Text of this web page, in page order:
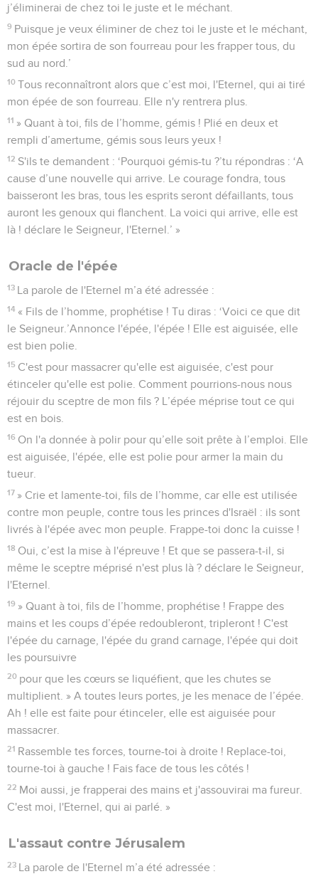
j’éliminerai de chez toi le juste et le méchant.
9 Puisque je veux éliminer de chez toi le juste et le méchant,
mon épée sortira de son fourreau pour les frapper tous, du
sud au nord.’
10 Tous reconnaîtront alors que c’est moi, l'Eternel, qui ai tiré
mon épée de son fourreau. Elle n'y rentrera plus.
11 » Quant à toi, fils de l’homme, gémis ! Plié en deux et
rempli d’amertume, gémis sous leurs yeux !
12 S'ils te demandent : ‘Pourquoi gémis-tu ?’tu répondras : ‘A
cause d’une nouvelle qui arrive. Le courage fondra, tous
baisseront les bras, tous les esprits seront défaillants, tous
auront les genoux qui flanchent. La voici qui arrive, elle est
là ! déclare le Seigneur, l'Eternel.’ »
Oracle de l'épée
13 La parole de l'Eternel m’a été adressée :
14 « Fils de l’homme, prophétise ! Tu diras : ‘Voici ce que dit
le Seigneur.’Annonce l'épée, l'épée ! Elle est aiguisée, elle
est bien polie.
15 C'est pour massacrer qu'elle est aiguisée, c'est pour
étinceler qu'elle est polie. Comment pourrions-nous nous
réjouir du sceptre de mon fils ? L’épée méprise tout ce qui
est en bois.
16 On l'a donnée à polir pour qu’elle soit prête à l’emploi. Elle
est aiguisée, l'épée, elle est polie pour armer la main du
tueur.
17 » Crie et lamente-toi, fils de l’homme, car elle est utilisée
contre mon peuple, contre tous les princes d'Israël : ils sont
livrés à l'épée avec mon peuple. Frappe-toi donc la cuisse !
18 Oui, c’est la mise à l'épreuve ! Et que se passera-t-il, si
même le sceptre méprisé n'est plus là ? déclare le Seigneur,
l'Eternel.
19 » Quant à toi, fils de l’homme, prophétise ! Frappe des
mains et les coups d’épée redoubleront, tripleront ! C'est
l'épée du carnage, l'épée du grand carnage, l'épée qui doit
les poursuivre
20 pour que les cœurs se liquéfient, que les chutes se
multiplient. » A toutes leurs portes, je les menace de l’épée.
Ah ! elle est faite pour étinceler, elle est aiguisée pour
massacrer.
21 Rassemble tes forces, tourne-toi à droite ! Replace-toi,
tourne-toi à gauche ! Fais face de tous les côtés !
22 Moi aussi, je frapperai des mains et j'assouvirai ma fureur.
C'est moi, l'Eternel, qui ai parlé. »
L'assaut contre Jérusalem
23 La parole de l'Eternel m’a été adressée :